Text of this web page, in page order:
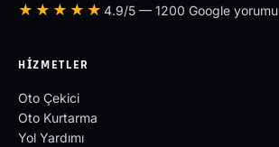
★★★★★ 4.9/5 — 1200 Google yorumu
HIZMETLER
Oto Çekici
Oto Kurtarma
Yol Yardımı